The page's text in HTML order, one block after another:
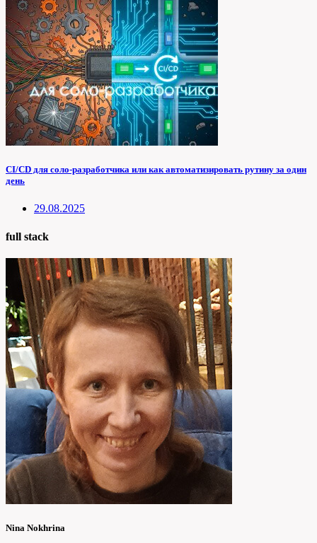
CI/CD для соло-разработчика или как автоматизировать рутину за один
день
29.08.2025
full stack
Nina Nokhrina